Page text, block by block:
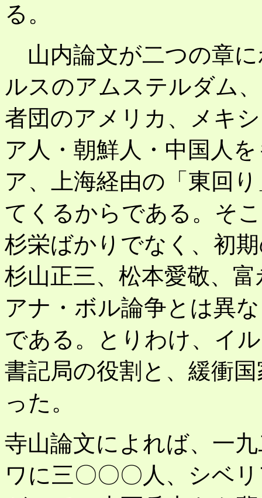
る。
山内論文が二つの章
ルスのアムステルダム
者団のアメリカ、メキ
ア人・朝鮮人・中国人
ア、上海経由の「東回
てくるからである。そ
杉栄ばかりでなく、初
杉山正三、松本愛敬、
アナ・ボル論争とは異
である。とりわけ、イ
書記局の役割と、緩衝
った。
寺山論文によれば、一
ワに三〇〇〇人、シベ